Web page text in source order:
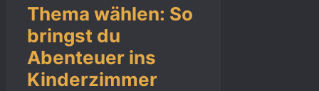
Thema wählen: So
bringst du
Abenteuer ins
Kinderzimmer